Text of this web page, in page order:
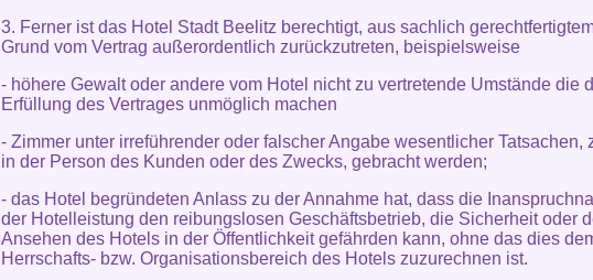
3. Ferner ist das Hotel Stadt Beelitz berechtigt, aus sachlich
Grund vom Vertrag außerordentlich zurückzutreten, beispielsweise
- höhere Gewalt oder andere vom Hotel nicht zu vertretende Umstände die
Erfüllung des Vertrages unmöglich machen
- Zimmer unter irreführender oder falscher Angabe wesentlicher Tatsachen,
in der Person des Kunden oder des Zwecks, gebracht werden;
- das Hotel begründeten Anlass zu der Annahme hat, dass die
der Hotelleistung den reibungslosen Geschäftsbetrieb, die Sicherheit oder
Ansehen des Hotels in der Öffentlichkeit gefährden kann, ohne das dies
Herrschafts- bzw. Organisationsbereich des Hotels zuzurechnen ist.